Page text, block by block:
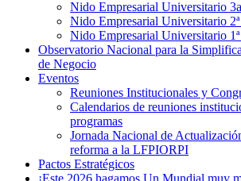
Nido Empresarial Universitario
Nido Empresarial Universitario
Nido Empresarial Universitario
Observatorio Nacional para la
de Negocio
Eventos
Reuniones Institucionales y
Calendarios de reuniones
programas
Jornada Nacional de
reforma a la LFPIORPI
Pactos Estratégicos